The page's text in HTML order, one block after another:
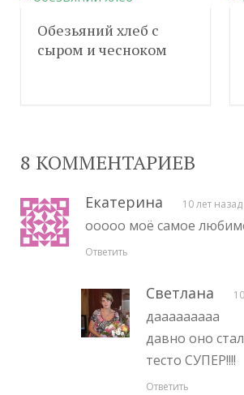
Обезьяний хлеб с
сыром и чесноком
8 КОММЕНТАРИЕВ
Екатерина 10 лет назад
ооооо моё самое
Ответить
Светлана
дааааааааа
давно оно
тесто СУПЕР!!!!
Ответить